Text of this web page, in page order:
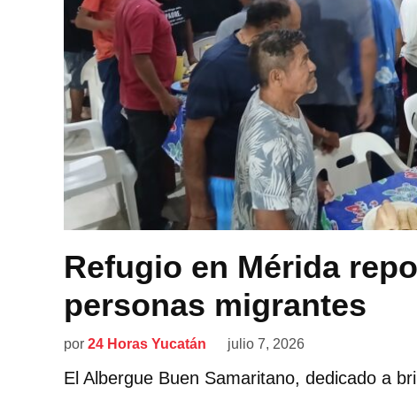
Refugio en Mérida
personas migrantes
por 24 Horas Yucatán julio 7, 2026
El Albergue Buen Samaritano, dedicado a